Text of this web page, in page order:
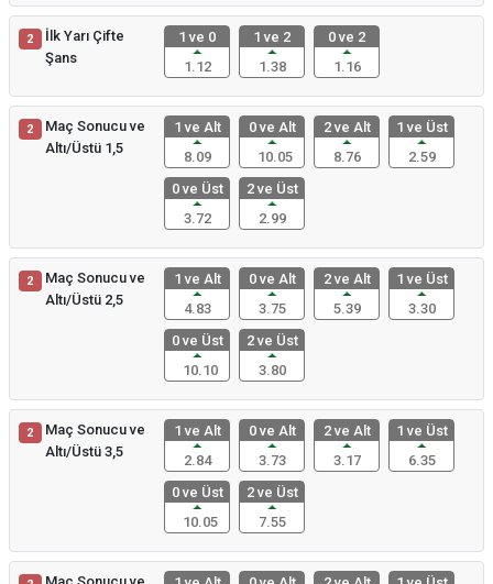
2
İlk Yarı Çifte
Şans
1 ve 0
1.12
1 ve 2
1.38
0 ve 2
1.16
2
Maç Sonucu ve
Altı/Üstü 1,5
1 ve Alt
8.09
0 ve Alt
10.05
2 ve Alt
8.76
1 ve Üst
2.59
0 ve Üst
3.72
2 ve Üst
2.99
2
Maç Sonucu ve
Altı/Üstü 2,5
1 ve Alt
4.83
0 ve Alt
3.75
2 ve Alt
5.39
1 ve Üst
3.30
0 ve Üst
10.10
2 ve Üst
3.80
2
Maç Sonucu ve
Altı/Üstü 3,5
1 ve Alt
2.84
0 ve Alt
3.73
2 ve Alt
3.17
1 ve Üst
6.35
0 ve Üst
10.05
2 ve Üst
7.55